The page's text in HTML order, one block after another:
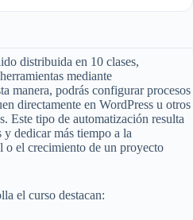
distribuida en 10 clases,
mediante
manera, podrás configurar procesos
directamente en WordPress u otros
Este tipo de automatización resulta
dedicar más tiempo a la
el crecimiento de un proyecto
el curso destacan: